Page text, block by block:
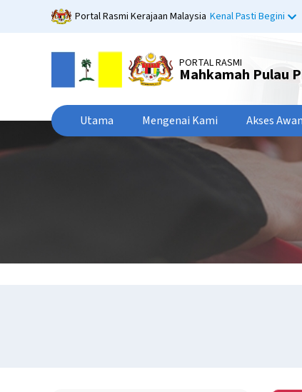
Portal Rasmi Kerajaan Malaysia Kenal Pasti Begini
PORTAL RASMI
Mahkamah Pulau
Utama Mengenai Kami Akses